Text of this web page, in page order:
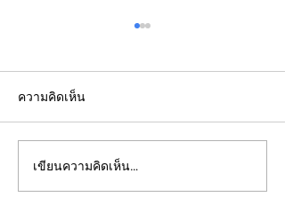
2022: "Searching for Our
North Star"
ความคิดเห็น
เขียนความคิดเห็น…